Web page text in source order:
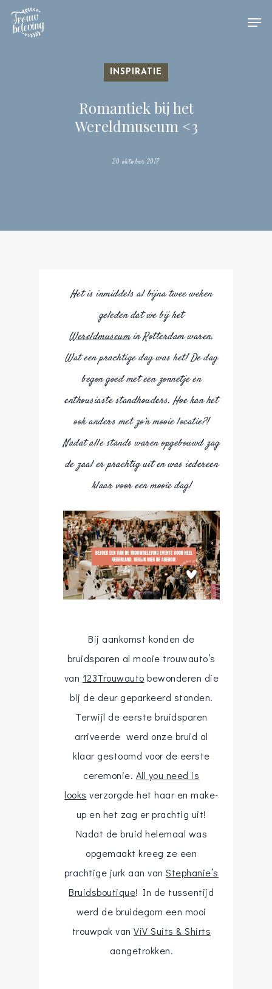
Hit enter to search or ESC to close
INSPIRATIE
Romantiek bij het
Wereldmuseum <3
20 oktober 2017
Het is inmiddels al bijna twee weken
geleden dat we bij het
Wereldmuseumin Rotterdam waren.
Wat een prachtige dag was het! De dag
begon goed met een zonnetje en
enthousiaste standhouders. Hoe kan het
ook anders met zo’n mooie locatie?!
Nadat alle stands waren opgebouwd zag
de zaal er prachtig uit en was iedereen
klaar voor een mooie dag!
Bij aankomst konden de
bruidsparen al mooie trouwauto’s
van 123Trouwauto bewonderen die
bij de deur geparkeerd stonden.
Terwijl de eerste bruidsparen
arriveerde werd onze bruid al
klaar gestoomd voor de eerste
ceremonie. All you need is
looks verzorgde het haar en make-
up en het zag er prachtig uit!
Nadat de bruid helemaal was
opgemaakt kreeg ze een
prachtige jurk aan vanStephanie’s
Bruidsboutique! In de tussentijd
werd de bruidegom een mooi
trouwpak vanViV Suits & Shirts
aangetrokken.